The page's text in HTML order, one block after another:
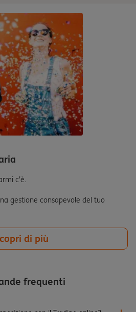
c’è.
gestione consapevole del tuo
di più
frequenti